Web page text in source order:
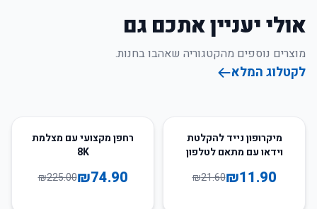
אולי יעניין אתכם גם
מוצרים נוספים מהקטגוריה שאהבו בחנות.
לקטלוג המלא
45
מיקרופון נייד להקלטת
וידאו עם מתאם לטלפון
₪11.90
₪21.60
67
רחפן מקצועי עם מצלמת
8K
₪74.90
₪225.00